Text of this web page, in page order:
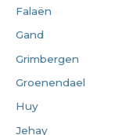
Falaën
Gand
Grimbergen
Groenendael
Huy
Jehay